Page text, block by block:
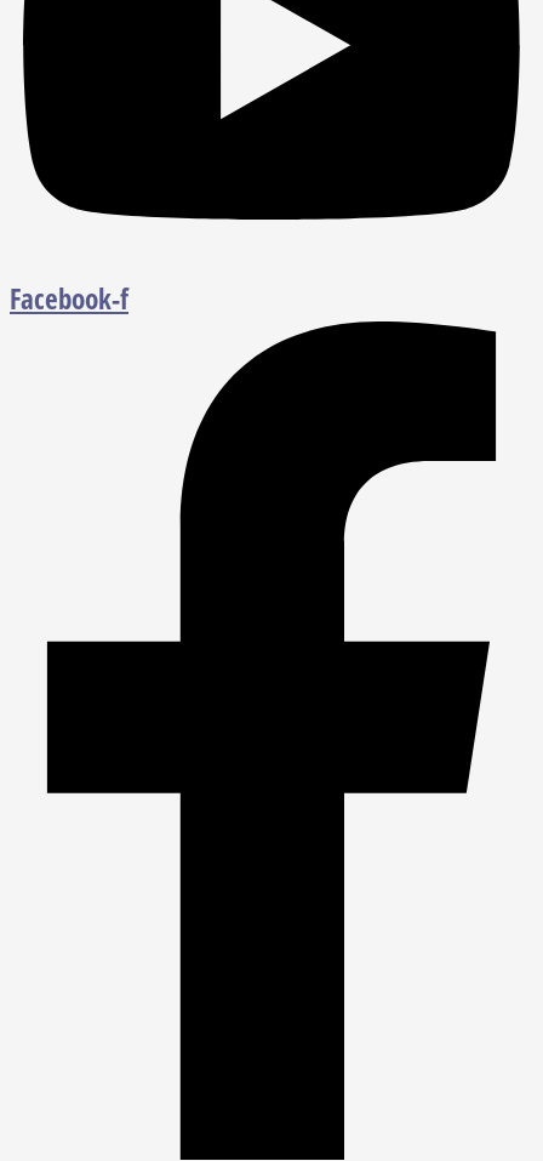
Facebook-f